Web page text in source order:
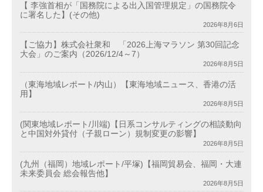
【 李強首相が「国務院による出入国管理規定」の国務院令
に署名した】(その他)
2026年8月6日
【ご協力】株式会社衆和 「2026上海マラソン 第30回記念
大会」のご案内（2026/12/4～7）
2026年8月5日
（東海地域レポート/内山）【東海地域ニュース、香港の活
用】
2026年8月5日
(関東地域レポート/川端)【日系コンサルティングの相談動向
と中国対外貸付（子親ローン）規制変更の影響】
2026年8月5日
(九州（福岡）地域レポート/平塚)【福岡貿易会、福岡・大連
未来委員会 総会報告他】
2026年8月5日